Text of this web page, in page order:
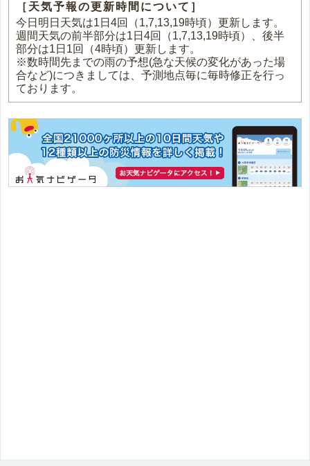
［天気予報の更新時間について］
今日明日天気は1日4回（1,7,13,19時頃）更新します。
週間天気の前半部分は1日4回（1,7,13,19時頃）、後半
部分は1日1回（4時頃）更新します。
※数時間先までの雨の予想(急な天候の変化があった場
合など)につきましては、予測地点毎に毎時修正を行っ
ております。